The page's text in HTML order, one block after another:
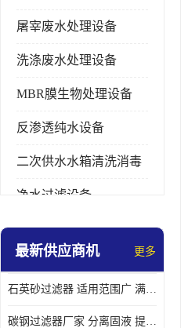
屠宰废水处理设备
洗涤废水处理设备
MBR膜生物处理设备
反渗透纯水设备
二次供水水箱清洗消毒
净水过滤设备
软水设备
最新供应商机 更多
石英砂过滤器 适用范围广 满足不同的需求
碳钢过滤器厂家 分离固液 提高过滤效率